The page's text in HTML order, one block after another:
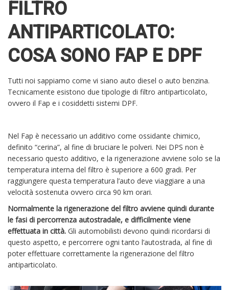
FILTRO
ANTIPARTICOLATO:
COSA SONO FAP E DPF
Tutti noi sappiamo come vi siano auto diesel o auto benzina.
Tecnicamente esistono due tipologie di filtro antiparticolato,
ovvero il Fap e i cosiddetti sistemi DPF.
Nel Fap è necessario un additivo come ossidante chimico,
definito “cerina”, al fine di bruciare le polveri. Nei DPS non è
necessario questo additivo, e la rigenerazione avviene solo se la
temperatura interna del filtro è superiore a 600 gradi. Per
raggiungere questa temperatura l’auto deve viaggiare a una
velocità sostenuta ovvero circa 90 km orari.
Normalmente la rigenerazione del filtro avviene quindi durante
le fasi di percorrenza autostradale, e difficilmente viene
effettuata in città. Gli automobilisti devono quindi ricordarsi di
questo aspetto, e percorrere ogni tanto l’autostrada, al fine di
poter effettuare correttamente la rigenerazione del filtro
antiparticolato.